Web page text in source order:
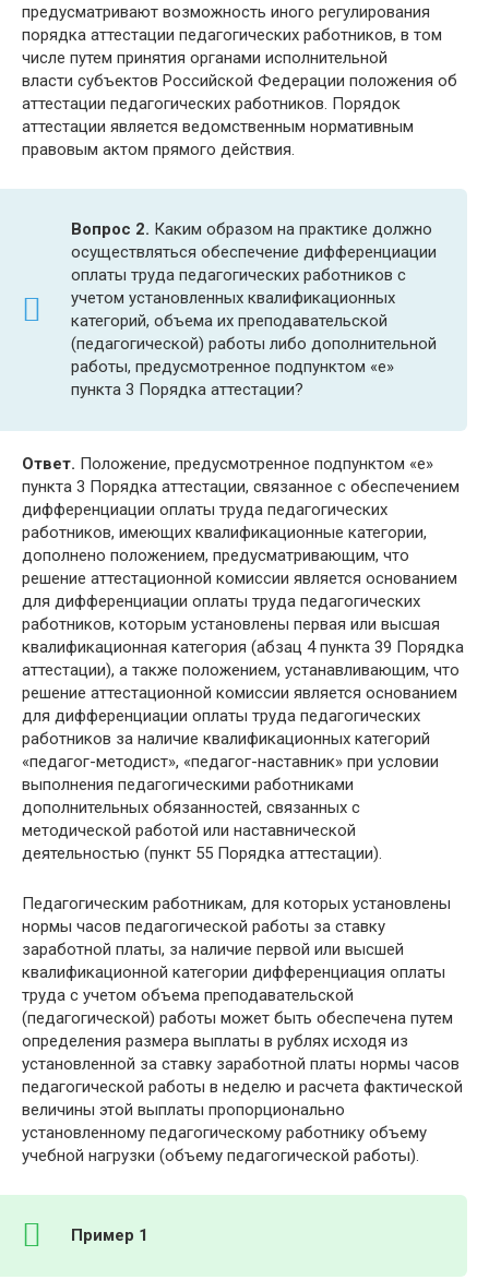
предусматривают возможность иного регулирования
порядка аттестации педагогических работников, в том
числе путем принятия органами исполнительной
власти субъектов Российской Федерации положения об
аттестации педагогических работников. Порядок
аттестации является ведомственным нормативным
правовым актом прямого действия.
Вопрос 2. Каким образом на практике должно
осуществляться обеспечение дифференциации
оплаты труда педагогических работников с
учетом установленных квалификационных
категорий, объема их преподавательской
(педагогической) работы либо дополнительной
работы, предусмотренное подпунктом «е»
пункта 3 Порядка аттестации?
Ответ. Положение, предусмотренное подпунктом «е»
пункта 3 Порядка аттестации, связанное с обеспечением
дифференциации оплаты труда педагогических
работников, имеющих квалификационные категории,
дополнено положением, предусматривающим, что
решение аттестационной комиссии является основанием
для дифференциации оплаты труда педагогических
работников, которым установлены первая или высшая
квалификационная категория (абзац 4 пункта 39 Порядка
аттестации), а также положением, устанавливающим, что
решение аттестационной комиссии является основанием
для дифференциации оплаты труда педагогических
работников за наличие квалификационных категорий
«педагог-методист», «педагог-наставник» при условии
выполнения педагогическими работниками
дополнительных обязанностей, связанных с
методической работой или наставнической
деятельностью (пункт 55 Порядка аттестации).
Педагогическим работникам, для которых установлены
нормы часов педагогической работы за ставку
заработной платы, за наличие первой или высшей
квалификационной категории дифференциация оплаты
труда с учетом объема преподавательской
(педагогической) работы может быть обеспечена путем
определения размера выплаты в рублях исходя из
установленной за ставку заработной платы нормы часов
педагогической работы в неделю и расчета фактической
величины этой выплаты пропорционально
установленному педагогическому работнику объему
учебной нагрузки (объему педагогической работы).
Пример 1